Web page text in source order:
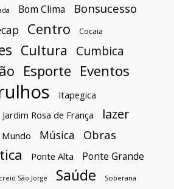
Bom Clima Bonsucesso
Centro Cocaia
Cultura Cumbica
Esporte Eventos
Itapegica
Jardim Rosa de França
lazer
Mundo Música Obras
Ponte Alta Ponte Grande
São Jorge Saúde Soberana